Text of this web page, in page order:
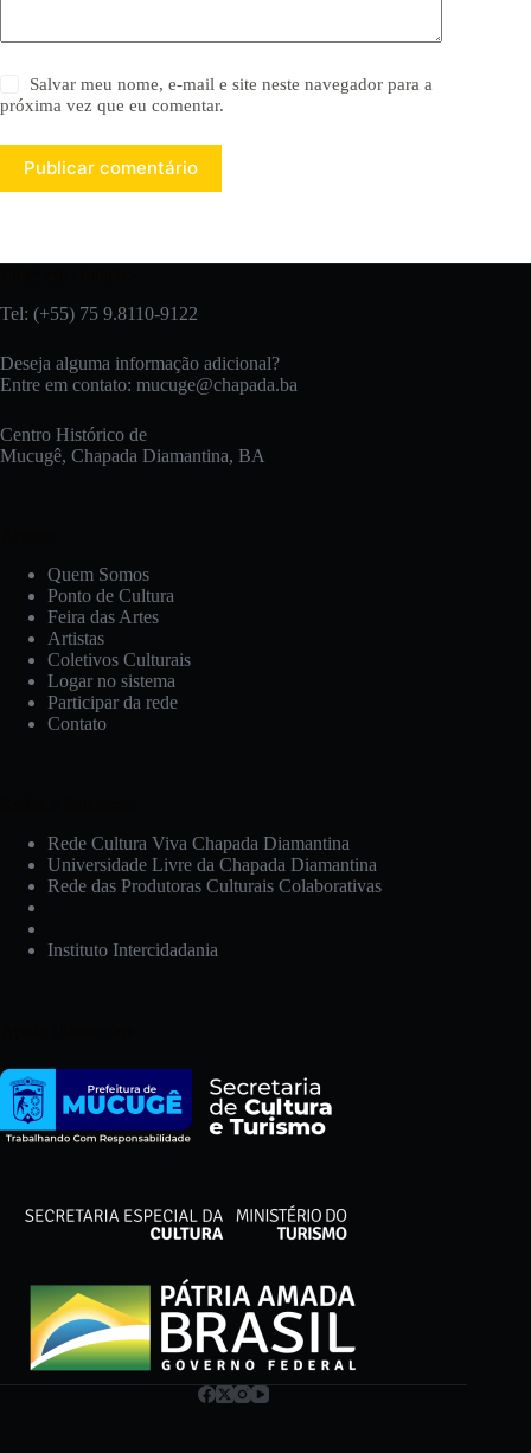
Salvar meu nome, e-mail e site neste navegador para a
próxima vez que eu comentar.
Publicar comentário
Tel: (+55) 75 9.8110-9122
Deseja alguma informação adicional?
Entre em contato: mucuge@chapada.ba
Centro Histórico de
Mucugê, Chapada Diamantina, BA
Quem Somos
Ponto de Cultura
Feira das Artes
Artistas
Coletivos Culturais
Logar no sistema
Participar da rede
Contato
Rede Cultura Viva Chapada Diamantina
Universidade Livre da Chapada Diamantina
Rede das Produtoras Culturais Colaborativas
Instituto Intercidadania